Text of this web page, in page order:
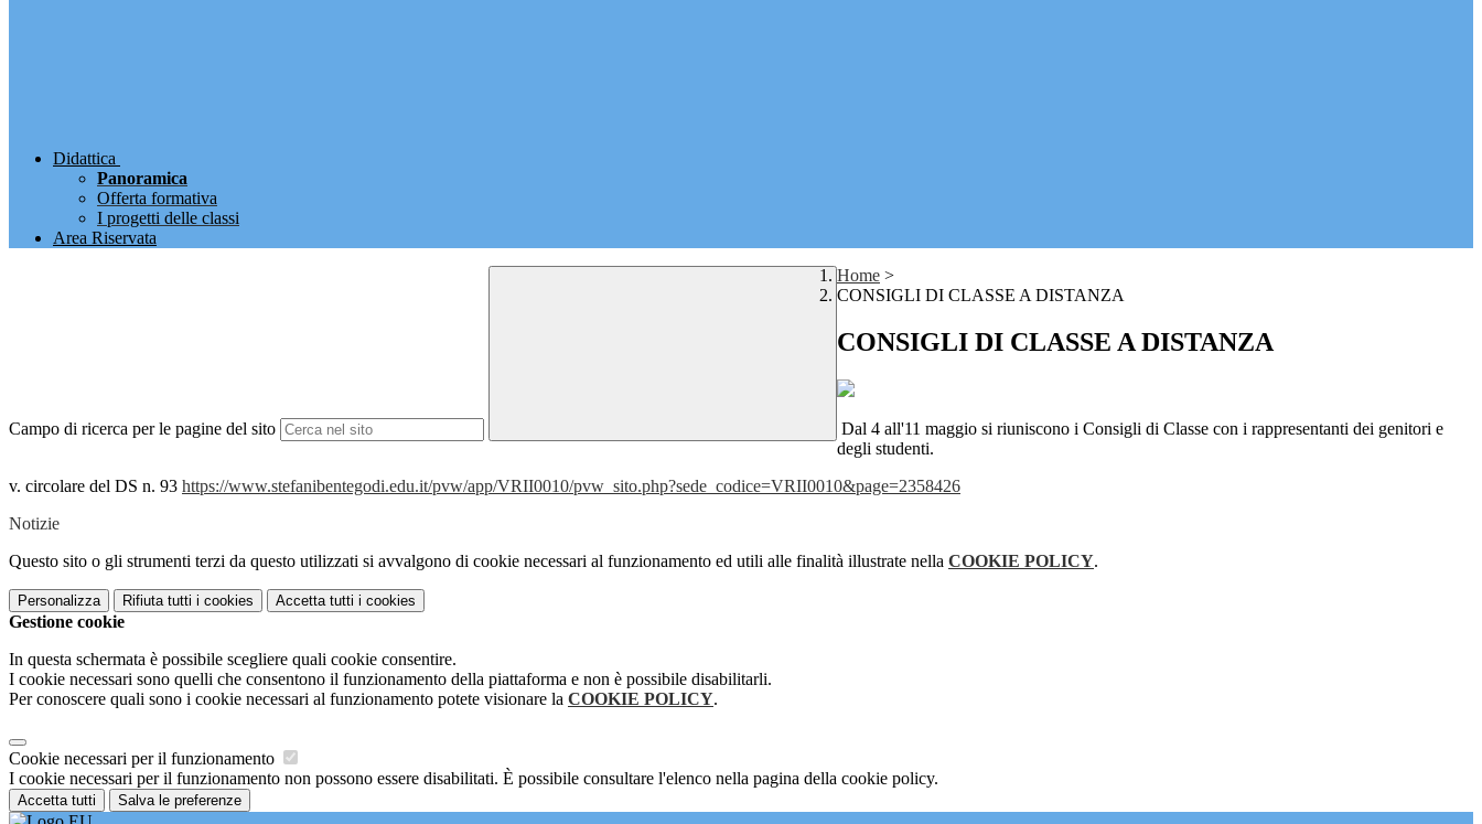
Didattica
Panoramica
Offerta formativa
I progetti delle classi
Area Riservata
Campo di ricerca per le pagine del sito
Home >
CONSIGLI DI CLASSE A DISTANZA
CONSIGLI DI CLASSE A DISTANZA
Dal 4 all'11 maggio si riuniscono i Consigli di Classe con i rappresentanti dei genitori e
degli studenti.
v. circolare del DS n. 93 https://www.stefanibentegodi.edu.it/pvw/app/VRII0010/pvw_sito.php?sede_codice=VRII0010&page=2358426
Notizie
Questo sito o gli strumenti terzi da questo utilizzati si avvalgono di cookie necessari al funzionamento ed utili alle finalità illustrate nella COOKIE POLICY.
Personalizza Rifiuta tutti i cookies Accetta tutti i cookies
Gestione cookie
In questa schermata è possibile scegliere quali cookie consentire.
I cookie necessari sono quelli che consentono il funzionamento della piattaforma e non è possibile disabilitarli.
Per conoscere quali sono i cookie necessari al funzionamento potete visionare la COOKIE POLICY.
Cookie necessari per il funzionamento
I cookie necessari per il funzionamento non possono essere disabilitati. È possibile consultare l'elenco nella pagina della cookie policy.
Accetta tutti Salva le preferenze